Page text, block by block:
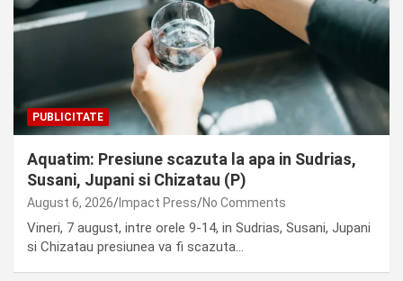
PUBLICITATE
Aquatim: Presiune scazuta la apa in Sudrias,
Susani, Jupani si Chizatau (P)
August 6, 2026 Impact Press No Comments
Vineri, 7 august, intre orele 9-14, in Sudrias, Susani, Jupani
si Chizatau presiunea va fi scazuta…